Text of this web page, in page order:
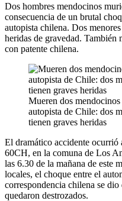
Dos hombres mendocinos
consecuencia de un brutal
autopista chilena. Dos
heridas de gravedad. También
con patente chilena.
Mueren dos
autopista de Chile: dos
tienen graves heridas
El dramático accidente
60CH, en la comuna de Los
las 6.30 de la mañana de este
locales, el choque entre el
correspondencia chilena se
quedaron destrozados.